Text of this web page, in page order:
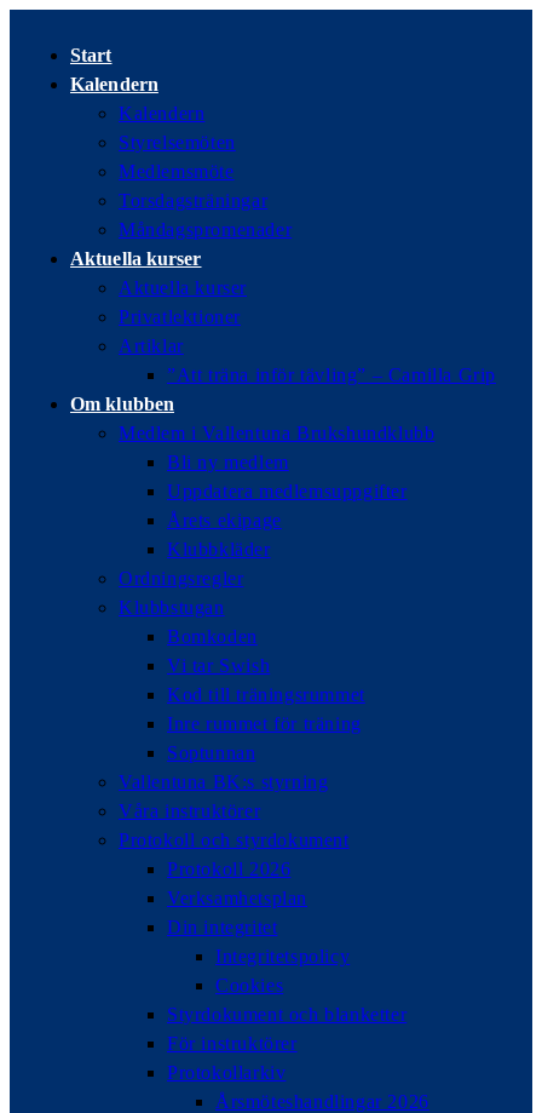
innehållet
Start
Kalendern
Kalendern
Styrelsemöten
Medlemsmöte
Torsdagsträningar
Måndagspromenader
Aktuella kurser
Aktuella kurser
Privatlektioner
Artiklar
”Att träna inför tävling” – Camilla Grip
Om klubben
Medlem i Vallentuna Brukshundklubb
Bli ny medlem
Uppdatera medlemsuppgifter
Årets ekipage
Klubbkläder
Ordningsregler
Klubbstugan
Bomkoden
Vi tar Swish
Kod till träningsrummet
Inre rummet för träning
Soptunnan
Vallentuna BK:s styrning
Våra instruktörer
Protokoll och styrdokument
Protokoll 2026
Verksamhetsplan
Din integritet
Integritetspolicy
Cookies
Styrdokument och blanketter
För instruktörer
Protokollarkiv
Årsmöteshandlingar 2026